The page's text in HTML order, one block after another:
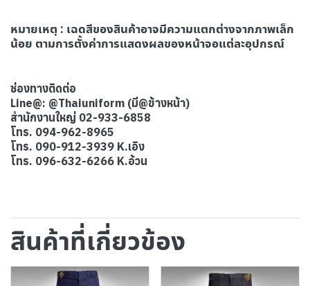
หมายเหตุ : เฉดสีของสินค้าอาจมีความแตกต่างจากภาพเล็ก
น้อย ตามการตั้งค่าการแสดงผลของหน้าจอแต่ละอุปกรณ์
ช่องทางติดต่อ
Line@: @Thaiuniform (มี@ข้างหน้า)
สำนักงานใหญ่ 02-933-6858
โทร. 094-962-8965
โทร. 090-912-3939 K.เอิง
โทร. 096-632-6266 K.อ้วน
สินค้าที่เกี่ยวข้อง